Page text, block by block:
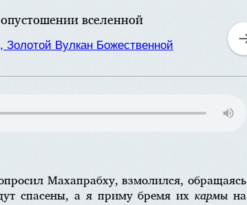
вселенной
Вулкан Божественной
Махапрабху, взмолился, обращаясь
спасены, а я приму бремя ихкармына